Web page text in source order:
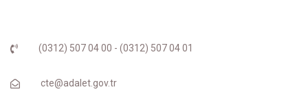
(0312) 507 04 00 - (0312) 507 04 01
cte@adalet.gov.tr